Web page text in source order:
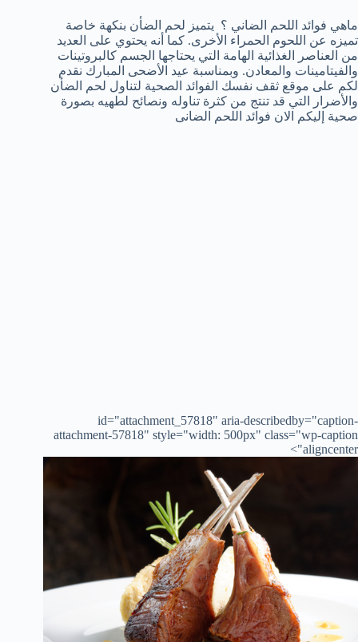
ماهي فوائد اللحم الضاني ؟ يتميز لحم الضأن بنكهة خاصة
تميزه عن اللحوم الحمراء الأخرى. كما أنه يحتوي على العديد
من العناصر الغذائية الهامة التي يحتاجها الجسم كالبروتينات
والفيتامينات والمعادن. وبمناسبة عيد الأضحى المبارك نقدم
لكم على موقع ثقف نفسك الفوائد الصحية لتناول لحم الضأن
والأضرار التي قد تنتج من كثرة تناوله ونصائح لطهيه بصورة
صحية إليكم الان فوائد اللحم الضانى
id="attachment_57818" aria-describedby="caption-
attachment-57818" style="width: 500px" class="wp-caption
aligncenter">